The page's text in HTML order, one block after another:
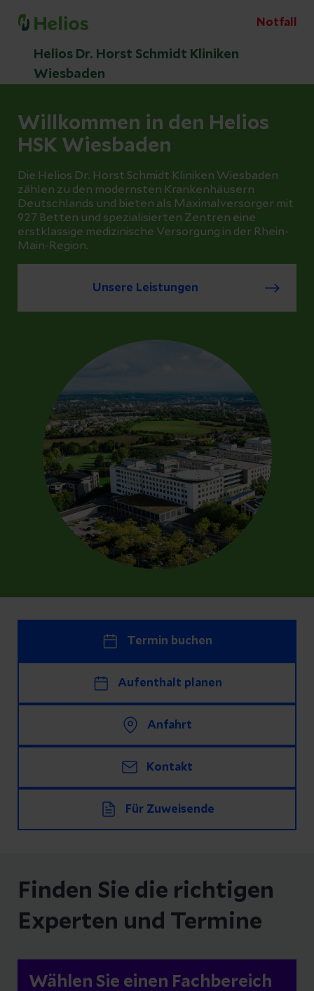
Notfall
Helios Dr. Horst Schmidt Kliniken
Wiesbaden
Willkommen in den Helios
HSK Wiesbaden
Die Helios Dr. Horst Schmidt Kliniken Wiesbaden
zählen zu den modernsten Krankenhäusern
Deutschlands und bieten als Maximalversorger mit
927 Betten und spezialisierten Zentren eine
erstklassige medizinische Versorgung in der Rhein-
Main-Region.
Unsere Leistungen
Termin buchen
Aufenthalt planen
Anfahrt
Kontakt
Für Zuweisende
Finden Sie die richtigen
Experten und Termine
Wählen Sie einen Fachbereich